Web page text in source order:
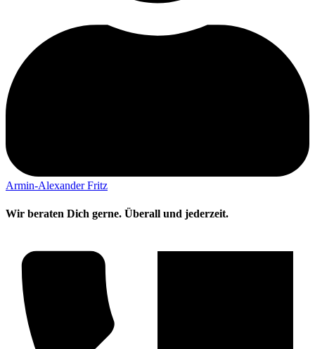
Armin-Alexander Fritz
Wir beraten Dich gerne. Überall und jederzeit.